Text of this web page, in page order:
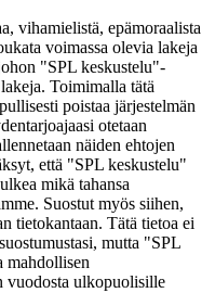
vihamielistä, epämoraalista
voimassa olevia lakeja
"SPL keskustelu"-
Toimimalla tätä
poistaa järjestelmän
otetaan
näiden ehtojen
että "SPL keskustelu"
mikä tahansa
Suostut myös siihen,
tietokantaan. Tätä tietoa ei
mutta "SPL
mahdollisen
vuodosta ulkopuolisille